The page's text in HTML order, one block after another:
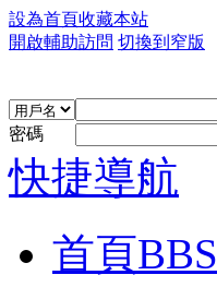
設為首頁收藏本站
開啟輔助訪問 切換到窄版
密碼
快捷導航
首頁BBS